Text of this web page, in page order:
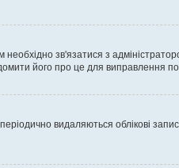
зв'язатися з
його про це для виправлення
видаляються облікові